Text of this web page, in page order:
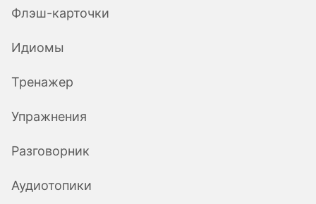
Флэш-карточки
Идиомы
Тренажер
Упражнения
Разговорник
Аудиотопики